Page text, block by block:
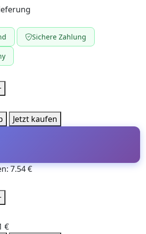
Sichere Zahlung
Jetzt kaufen
7.54 €
€